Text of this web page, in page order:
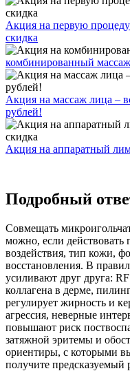
Акция на первую
скидка
комбинированный
Акция на массаж лица –
рублей!
Акция на аппаратный
Подробный
Совмещать
можно, если действовать
воздействия, тип кожи,
восстановления. В
усиливают друг друга:
коллагена в дерме,
регулирует жирность и
агрессия, неверные
повышают риск
затяжной эритемы и
ориентиры, с которыми
получите предсказуемый